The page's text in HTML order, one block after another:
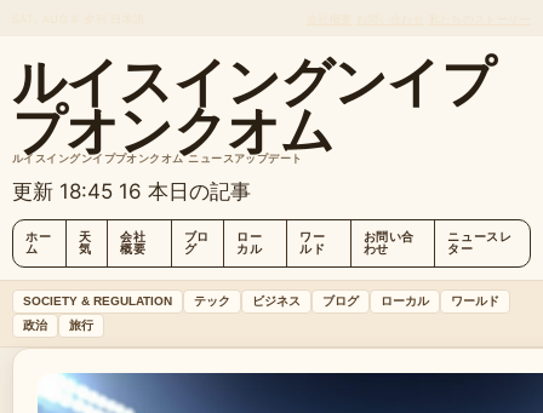
ルイスイングンイプ
プオンクオム
ルイスイングンイププオンクオム ニュースアップデート
更新 18:45 16 本日の記事
ホー
ム
天
気
会社
概要
ブロ
グ
ロー
カル
ワー
ルド
お問い合
わせ
ニュースレ
ター
SOCIETY & REGULATION テック ビジネス ブログ ローカル
ワールド
政治
旅行